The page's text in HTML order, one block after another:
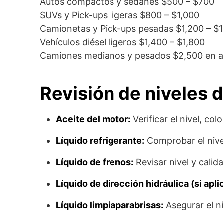
SUVs y Pick-ups ligeras $800 – $1,000
Camionetas y Pick-ups pesadas $1,200 –
Vehículos diésel ligeros $1,400 – $1,800
Camiones medianos y pesados $2,500 en
Revisión de niveles
Aceite del motor: Verificar el nivel,
Líquido refrigerante: Comprobar el
Líquido de frenos: Revisar nivel y
Líquido de dirección hidráulica (si
Líquido limpiaparabrisas: Asegurar el